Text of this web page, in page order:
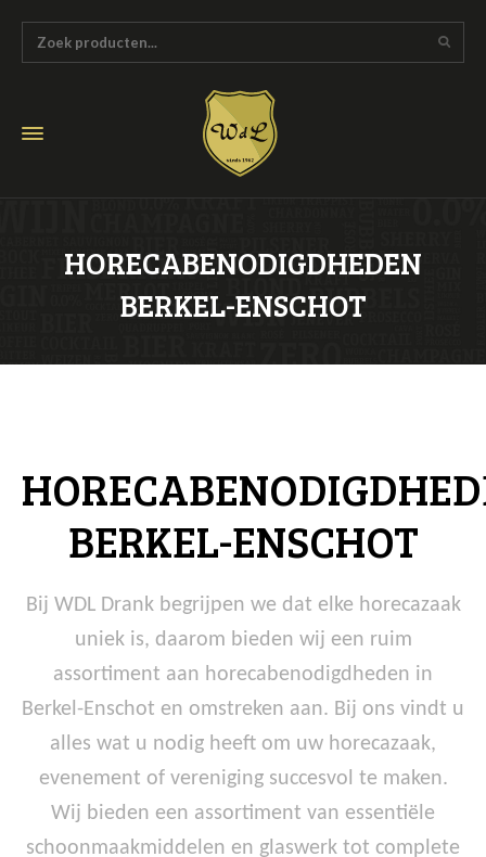
HORECABENODIGDHEDEN
BERKEL-ENSCHOT
BERKEL-ENSCHOT
Bij WDL Drank begrijpen we dat elke horecazaak
uniek is, daarom bieden wij een ruim
assortiment aan horecabenodigdheden in
Berkel-Enschot en omstreken aan. Bij ons vindt u
alles wat u nodig heeft om uw horecazaak,
evenement of vereniging succesvol te maken.
Wij bieden een assortiment van essentiële
schoonmaakmiddelen en glaswerk tot complete